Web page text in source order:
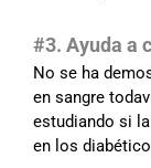
#3. Ayuda a
No se ha
en sangre
estudiando si
en los